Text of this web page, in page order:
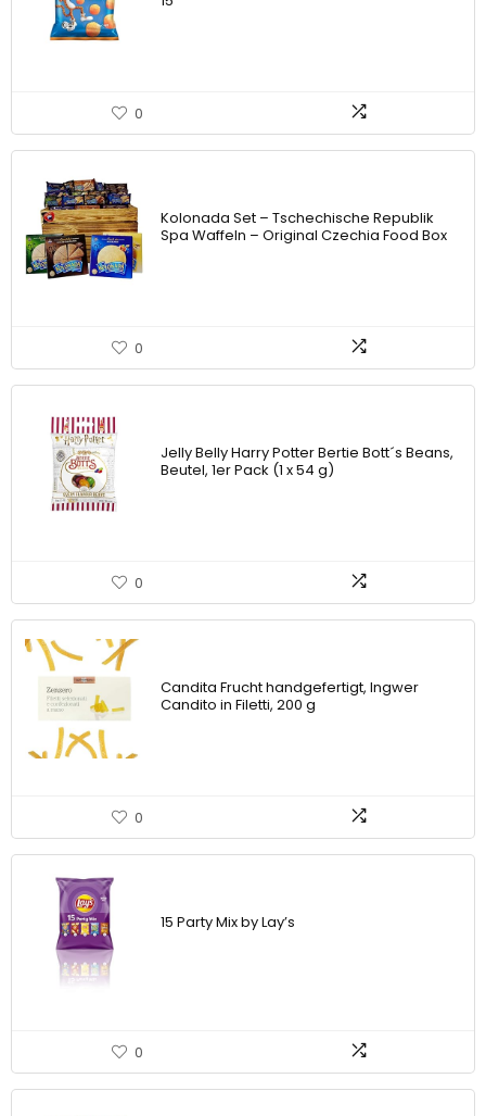
0
Kolonada Set – Tschechische Republik
Spa Waffeln – Original Czechia Food Box
0
Jelly Belly Harry Potter Bertie Bott´s Beans,
Beutel, 1er Pack (1 x 54 g)
0
Candita Frucht handgefertigt, Ingwer
Candito in Filetti, 200 g
0
15 Party Mix by Lay’s
0